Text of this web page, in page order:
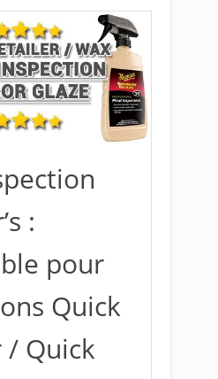
:
pour
Quick
Quick